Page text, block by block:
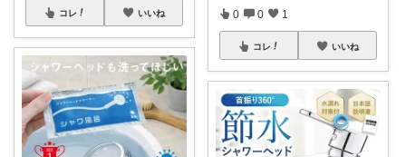
コレ いいね 0 0 1
コレ いいね